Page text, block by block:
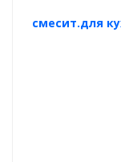
смесит.для